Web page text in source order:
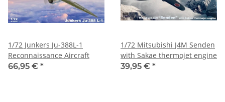
1/72 Junkers Ju-388L-1
Reconnaissance Aircraft
66,95 € *
1/72 Mitsubishi J4M Senden
with Sakae thermojet engine
39,95 € *